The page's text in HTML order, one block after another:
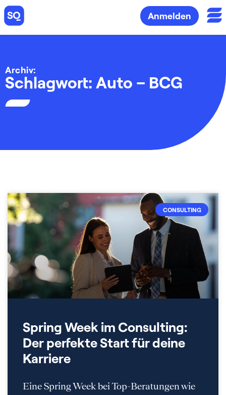
Anmelden
Archiv:
Schlagwort: Auto – BCG
CONSULTING
Spring Week im Consulting:
Der perfekte Start für deine
Karriere
Eine Spring Week bei Top-Beratungen wie